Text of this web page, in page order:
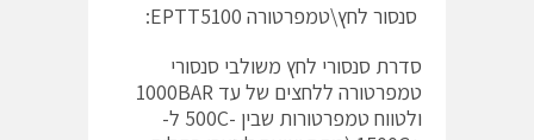
סנסור לחץ\טמפרטורה EPTT5100:
סדרת סנסורי לחץ משולבי סנסורי
טמפרטורה ללחצים של עד 1000BAR
ולטווח טמפרטורות שבין -500C ל-